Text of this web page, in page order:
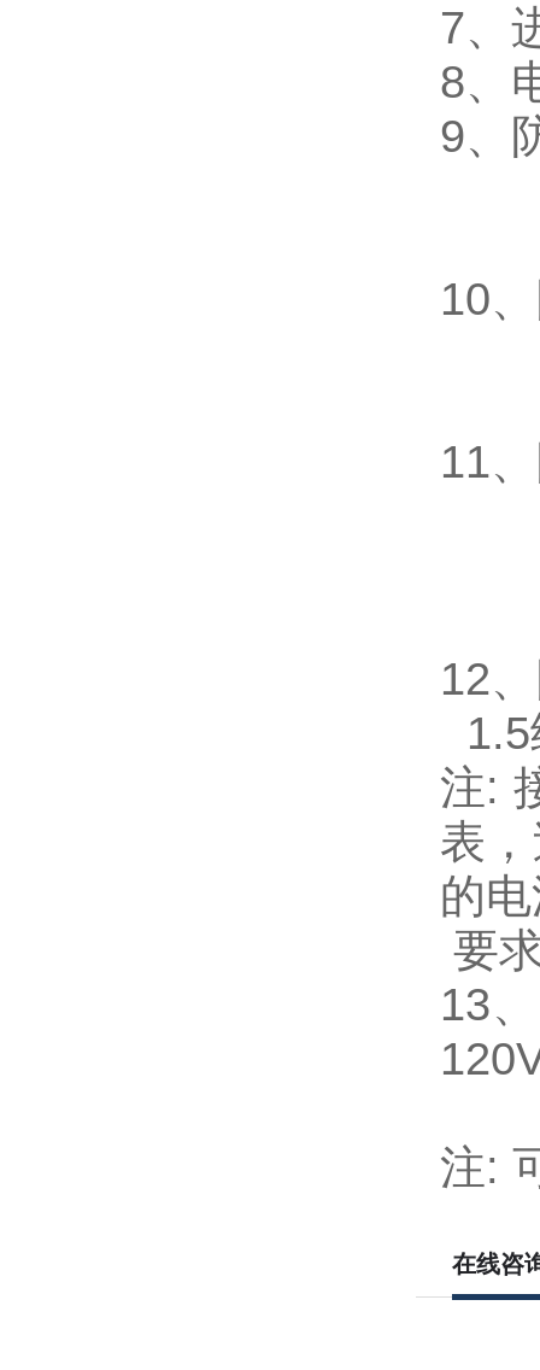
7、
8、
9、
10
11
12
1.5
注:
表
的
要
13
注:
在线咨